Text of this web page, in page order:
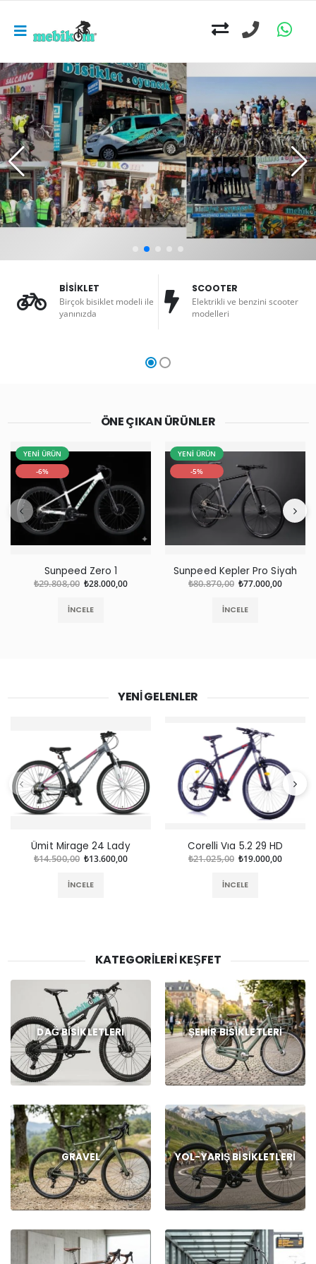
BİSİKLET
Birçok bisiklet modeli ile
yanınızda
SCOOTER
Elektrikli ve benzini scooter
modelleri
ÖNE ÇIKAN ÜRÜNLER
YENİ ÜRÜN
-6%
Sunpeed Zero 1
₺29.808,00 ₺28.000,00
İNCELE
YENİ ÜRÜN
-5%
Sunpeed Kepler Pro Siyah
₺80.870,00 ₺77.000,00
İNCELE
YENI GELENLER
Ümit Mirage 24 Lady
₺14.500,00 ₺13.600,00
İNCELE
Corelli Vıa 5.2 29 HD
₺21.025,00 ₺19.000,00
İNCELE
KATEGORILERI KEŞFET
DAĞ BISIKLETLERI ŞEHIR BISIKLETLERI
GRAVEL YOL-YARIŞ BISIKLETLERI